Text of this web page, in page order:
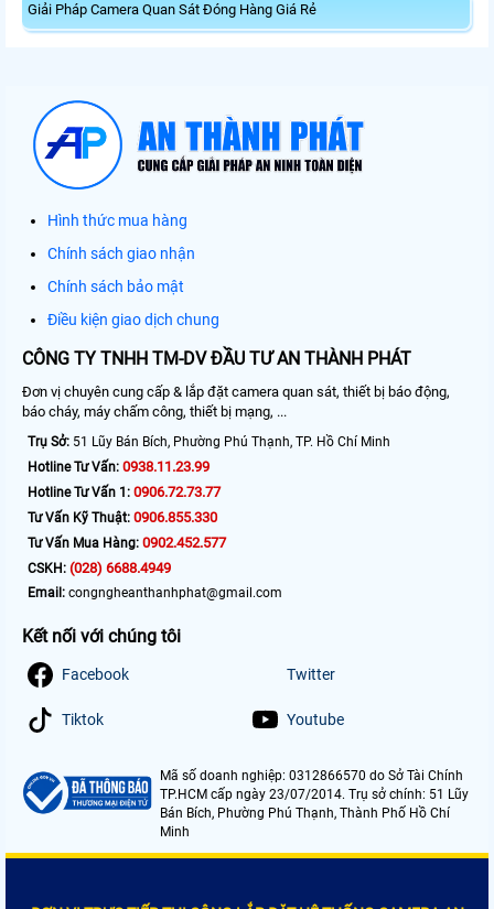
Giải Pháp Camera Quan Sát Đóng Hàng Giá Rẻ
Hình thức mua hàng
Chính sách giao nhận
Chính sách bảo mật
Điều kiện giao dịch chung
CÔNG TY TNHH TM-DV ĐẦU TƯ AN THÀNH PHÁT
Đơn vị chuyên cung cấp & lắp đặt camera quan sát, thiết bị báo động,
báo cháy, máy chấm công, thiết bị mạng, ...
Trụ Sở: 51 Lũy Bán Bích, Phường Phú Thạnh, TP. Hồ Chí Minh
Hotline Tư Vấn: 0938.11.23.99
Hotline Tư Vấn 1: 0906.72.73.77
Tư Vấn Kỹ Thuật: 0906.855.330
Tư Vấn Mua Hàng: 0902.452.577
CSKH: (028) 6688.4949
Email: congngheanthanhphat@gmail.com
Kết nối với chúng tôi
Facebook Twitter
Tiktok Youtube
Mã số doanh nghiệp: 0312866570 do Sở Tài Chính
TP.HCM cấp ngày 23/07/2014. Trụ sở chính: 51 Lũy
Bán Bích, Phường Phú Thạnh, Thành Phố Hồ Chí
Minh